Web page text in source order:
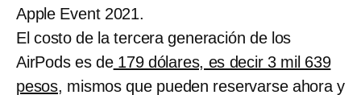
Apple Event 2021.
El costo de la tercera generación de los
AirPods es de179 dólares, es decir 3 mil 639
pesos, mismos que pueden reservarse ahora y